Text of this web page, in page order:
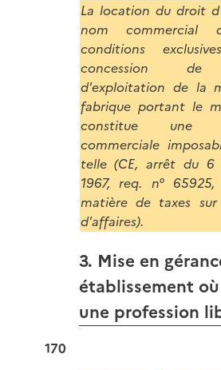
La location du droit
nom commercial
conditions
concession de
d'exploitation de la
fabrique portant le
constitue une
commerciale
telle (CE, arrêt du 6
1967, req. n°
matière de taxes
d'affaires).
3. Mise en
établissement
une profession
170